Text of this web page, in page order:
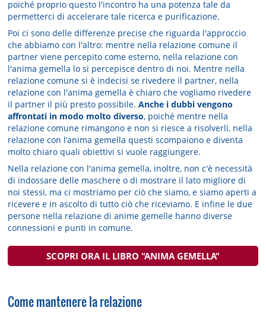
poiché proprio questo l'incontro ha una potenza tale da
permetterci di accelerare tale ricerca e purificazione.
Poi ci sono delle differenze precise che riguarda l'approccio
che abbiamo con l'altro: mentre nella relazione comune il
partner viene percepito come esterno, nella relazione con
l'anima gemella lo si percepisce dentro di noi. Mentre nella
relazione comune si è indecisi se rivedere il partner, nella
relazione con l'anima gemella è chiaro che vogliamo rivedere
il partner il più presto possibile.Anche i dubbi vengono
affrontati in modo molto diverso, poiché mentre nella
relazione comune rimangono e non si riesce a risolverli, nella
relazione con l’anima gemella questi scompaiono e diventa
molto chiaro quali obiettivi si vuole raggiungere.
Nella relazione con l'anima gemella, inoltre, non c'è necessità
di indossare delle maschere o di mostrare il lato migliore di
noi stessi, ma ci mostriamo per ciò che siamo, e siamo aperti a
rice­vere e in ascolto di tutto ciò che riceviamo. E infine le due
persone nella relazione di anime gemelle hanno diverse
connessioni e punti in comune.
SCOPRI ORA IL LIBRO "ANIMA GEMELLA"
Come mantenere la relazione